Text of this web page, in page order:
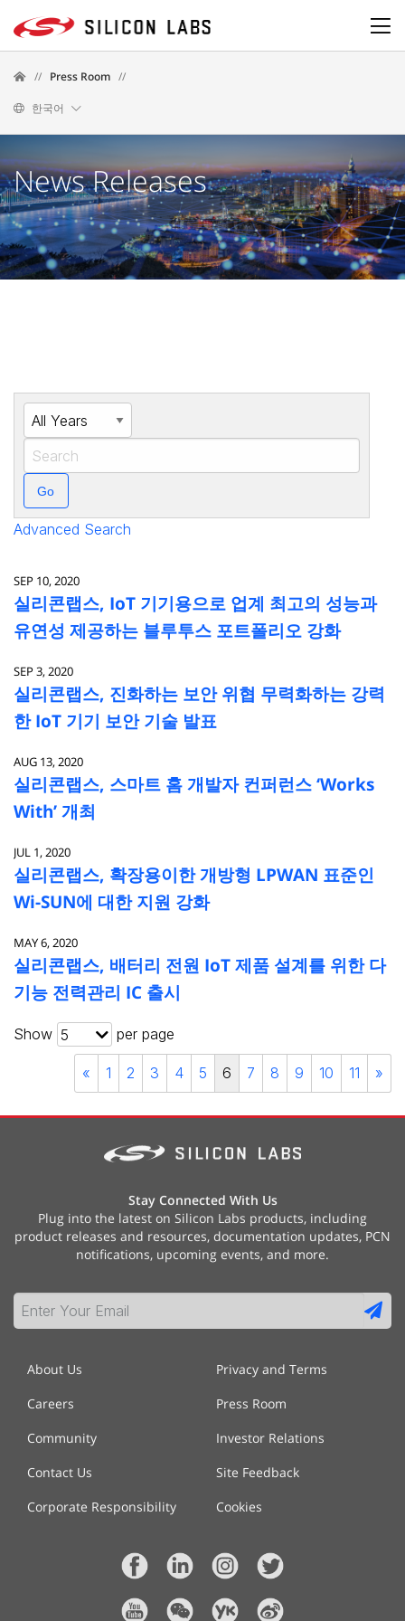
// Press Room //
한국어
News Releases
Year
Keywords
Go
Advanced Search
SEP 10, 2020
실리콘랩스, IoT 기기용으로 업계 최고의 성능과
유연성 제공하는 블루투스 포트폴리오 강화
SEP 3, 2020
실리콘랩스, 진화하는 보안 위협 무력화하는 강력
한 IoT 기기 보안 기술 발표
AUG 13, 2020
실리콘랩스, 스마트 홈 개발자 컨퍼런스 ‘Works
With’ 개최
JUL 1, 2020
실리콘랩스, 확장용이한 개방형 LPWAN 표준인
Wi-SUN에 대한 지원 강화
MAY 6, 2020
실리콘랩스, 배터리 전원 IoT 제품 설계를 위한 다
기능 전력관리 IC 출시
Show 5 per page
« 1 2 3 4 5 6 7 8 9 10 11 »
Stay Connected With Us
Plug into the latest on Silicon Labs products, including
product releases and resources, documentation updates, PCN
notifications, upcoming events, and more.
About Us
Careers
Community
Contact Us
Corporate Responsibility
Privacy and Terms
Press Room
Investor Relations
Site Feedback
Cookies